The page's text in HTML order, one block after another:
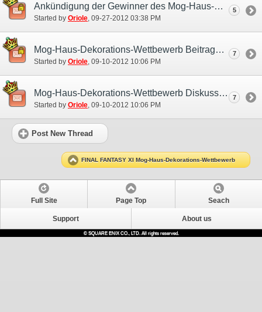
Ankündigung der Gewinner des Mog-Haus-Dekorations-Wettbewerbs!
Started by Oriole ‎, 09-27-2012 03:38 PM
5
Mog-Haus-Dekorations-Wettbewerb Beitrags-Thread
Started by Oriole‎, 09-10-2012 10:06 PM
7
Mog-Haus-Dekorations-Wettbewerb Diskussions-und Übungs- Thread
Started by Oriole‎, 09-10-2012 10:06 PM
7
Post New Thread
FINAL FANTASY XI Mog-Haus-Dekorations-Wettbewerb
Full Site Page Top Seach
Support About us
© SQUARE ENIX CO., LTD. All rights reserved.